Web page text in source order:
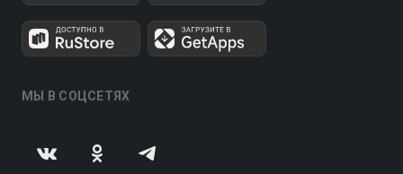
МЫ В СОЦСЕТЯХ